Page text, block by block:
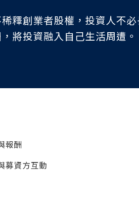
釋創業者股權，投資人不
將投資融入自己生活周遭。
報酬
募資方互動